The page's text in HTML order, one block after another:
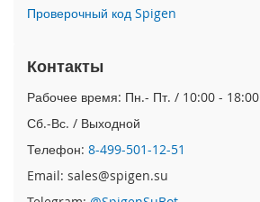
i
o
n
e
A
i
r
i
Проверочный код Spigen
Контакты
Рабочее время: Пн.- Пт. / 10:00 - 18:00
Сб.-Вс. / Выходной
Телефон: 8-499-501-12-51
Email: sales@spigen.su